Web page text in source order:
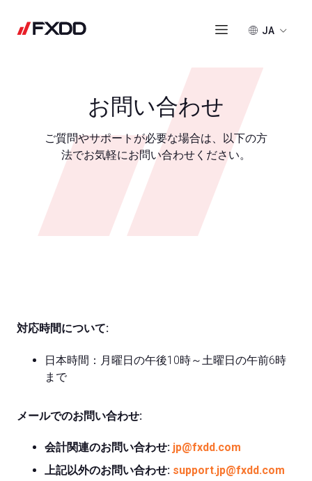
JA
お問い合わせ
ご質問やサポートが必要な場合は、以下の方
法でお気軽にお問い合わせください。
対応時間について:
日本時間：月曜日の午後10時～土曜日の午前6時
まで
メールでのお問い合わせ:
会計関連のお問い合わせ: jp@fxdd.com
上記以外のお問い合わせ: support.jp@fxdd.com